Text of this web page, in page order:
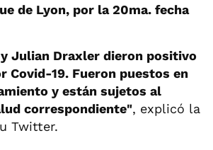
de Lyon, por la 20ma. fecha
y Julian Draxler dieron positivo
Covid-19. Fueron puestos en
y están sujetos al
correspondiente", explicó la
Twitter.